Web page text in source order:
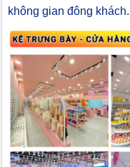
không gian đông khách.